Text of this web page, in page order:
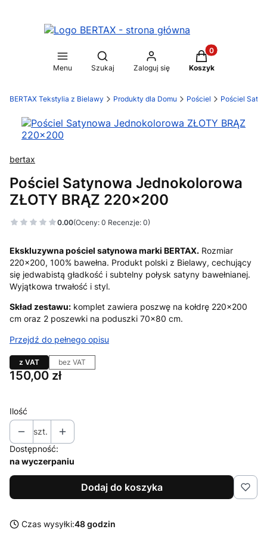
Menu
Otwórz wyszukiwarkę
Szukaj Zaloguj się
Produkty w
Koszyk
BERTAX Tekstylia z Bielawy Produkty dla Domu Pościel Pościel
bertax
Pościel Satynowa Jednokolorowa
ZŁOTY BRĄZ 220x200
0.00(Oceny: 0 Recenzje: 0)
Ekskluzywna pościel satynowa marki BERTAX. Rozmiar
220x200, 100% bawełna. Produkt polski z Bielawy, cechujący
się jedwabistą gładkość i subtelny połysk satyny bawełnianej.
Wyjątkowa trwałość i styl.
Skład zestawu: komplet zawiera poszwę na kołdrę 220×200
cm oraz 2 poszewki na poduszki 70×80 cm.
Przejdź do pełnego opisu
z VAT bez VAT
Cena
150,00 zł
Ilość
szt.
Dostępność:
na wyczerpaniu
Dodaj do koszyka
Czas wysyłki:48 godzin